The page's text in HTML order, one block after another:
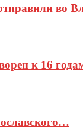
во
к 16